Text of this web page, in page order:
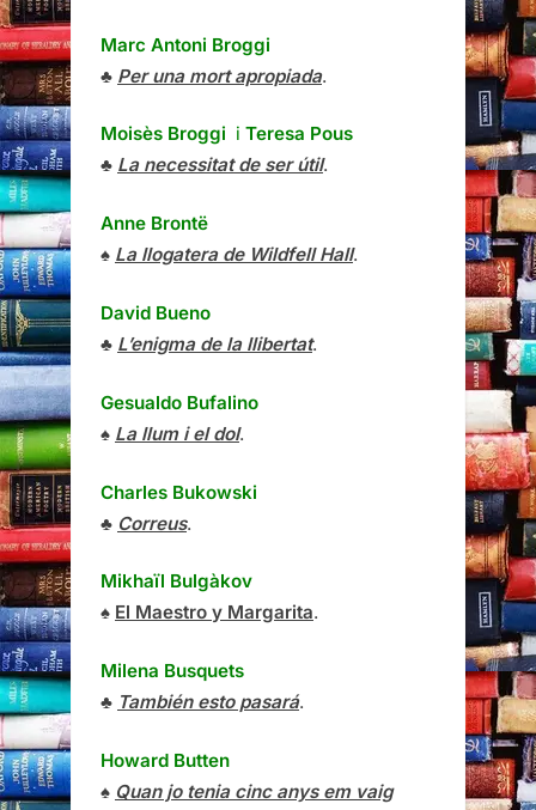
Marc Antoni Broggi
♣ Per una mort apropiada.
Moisès Broggi i Teresa Pous
♣ La necessitat de ser útil.
Anne Brontë
♠ La llogatera de Wildfell Hall.
David Bueno
♣ L’enigma de la llibertat.
Gesualdo Bufalino
♠ La llum i el dol.
Charles Bukowski
♣ Correus.
Mikhaïl Bulgàkov
♠ El Maestro y Margarita.
Milena Busquets
♣ También esto pasará.
Howard Butten
♠ Quan jo tenia cinc anys em vaig